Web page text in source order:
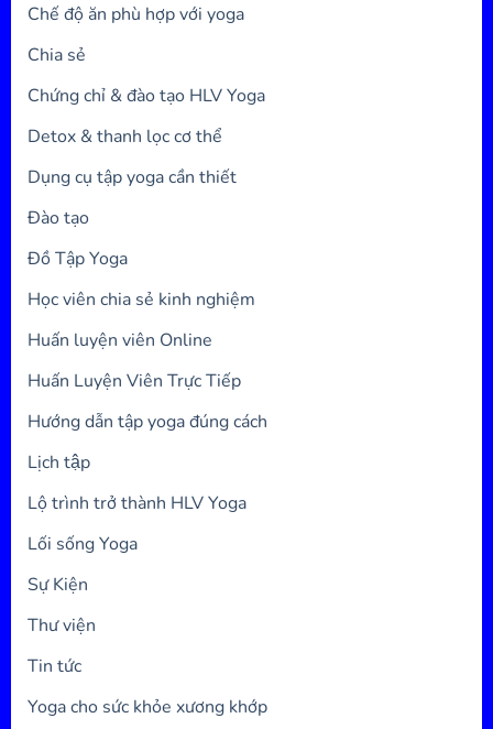
Chế độ ăn phù hợp với yoga
Chia sẻ
Chứng chỉ & đào tạo HLV Yoga
Detox & thanh lọc cơ thể
Dụng cụ tập yoga cần thiết
Đào tạo
Đồ Tập Yoga
Học viên chia sẻ kinh nghiệm
Huấn luyện viên Online
Huấn Luyện Viên Trực Tiếp
Hướng dẫn tập yoga đúng cách
Lịch tập
Lộ trình trở thành HLV Yoga
Lối sống Yoga
Sự Kiện
Thư viện
Tin tức
Yoga cho sức khỏe xương khớp